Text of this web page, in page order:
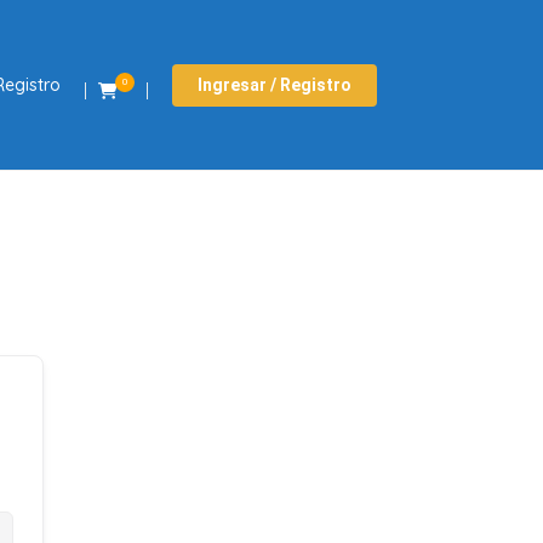
0 Ingresar / Registro